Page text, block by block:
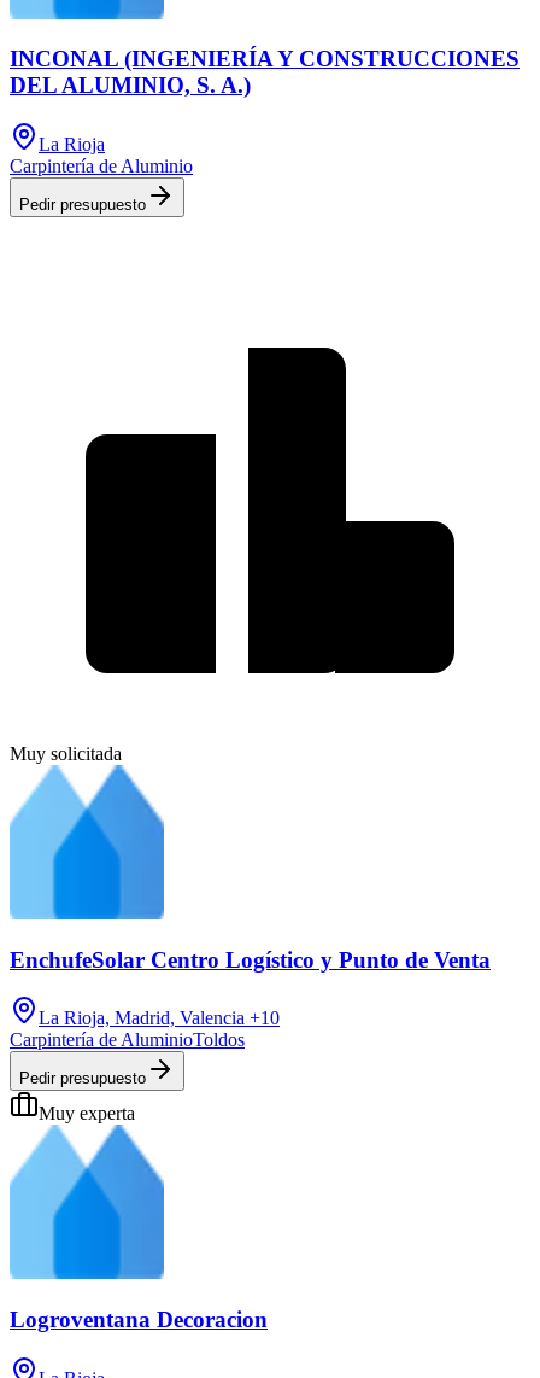
INCONAL (INGENIERÍA Y CONSTRUCCIONES
DEL ALUMINIO, S. A.)
La Rioja
Carpintería de Aluminio
Pedir presupuesto
Muy solicitada
EnchufeSolar Centro Logístico y Punto de Venta
La Rioja, Madrid, Valencia +10
Carpintería de AluminioToldos
Pedir presupuesto
Muy experta
Logroventana Decoracion